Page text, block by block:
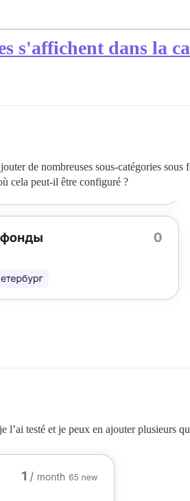
s'affichent dans la
de nombreuses sous-catégories
cela peut-il être configuré ?
testé et je peux en ajouter plusieurs